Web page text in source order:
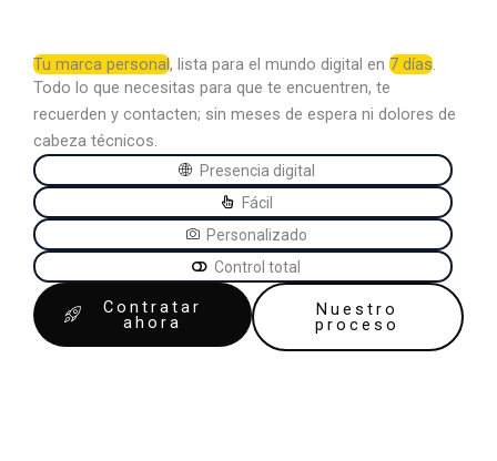
Tu marca personal, lista para el mundo digital en 7 días.
Todo lo que necesitas para que te encuentren, te
recuerden y contacten; sin meses de espera ni dolores de
cabeza técnicos.
Presencia digital
Fácil
Personalizado
Control total
Contratar
ahora
Nuestro
proceso